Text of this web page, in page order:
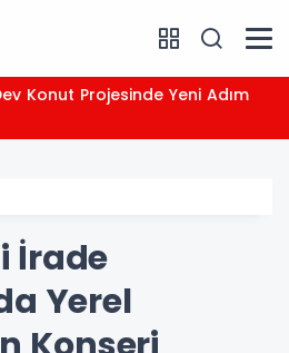
Konut Projesinde Yeni Adım
İrade
Yerel